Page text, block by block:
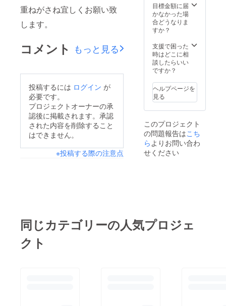
重ねがさね宜しくお願い致
します。
コメント もっと見る
投稿するには ログイン が
必要です。
プロジェクトオーナーの承
認後に掲載されます。承認
された内容を削除すること
はできません。
※投稿する際の注意点
目標金額に届
かなかった場
合どうなりま
すか？
支援で困った
時はどこに相
談したらいい
ですか？
ヘルプページを
見る
このプロジェクト
の問題報告はこち
ら よりお問い合わ
せください
同じカテゴリーの人気プロジェ
クト